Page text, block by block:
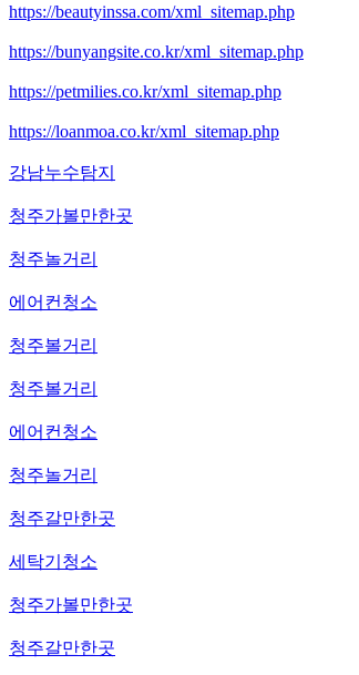
https://beautyinssa.com/xml_sitemap.php
https://bunyangsite.co.kr/xml_sitemap.php
https://petmilies.co.kr/xml_sitemap.php
https://loanmoa.co.kr/xml_sitemap.php
강남누수탐지
청주가볼만한곳
청주놀거리
에어컨청소
청주볼거리
청주볼거리
에어컨청소
청주놀거리
청주갈만한곳
세탁기청소
청주가볼만한곳
청주갈만한곳